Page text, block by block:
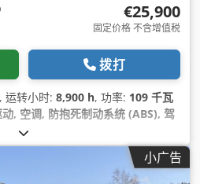
€25,900
固定价格 不含增值税
拨打
, 运转小时: 8,900 h, 功率: 109 千瓦
, 空调, 防抱死制动系统 (ABS), 驾
小广告